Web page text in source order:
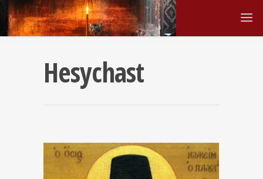
Hesychast